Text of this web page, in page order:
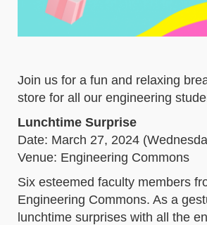
Join us for a fun and relaxing
store for all our engineering
Lunchtime Surprise
Date: March 27, 2024
Venue: Engineering Commons
Six esteemed faculty members
Engineering Commons. As a
lunchtime surprises with all the